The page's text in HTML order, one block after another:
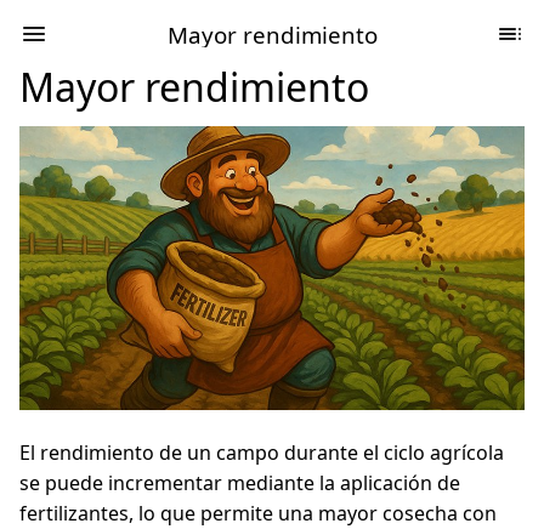
Mayor rendimiento
Mayor rendimiento
El rendimiento de un campo durante el ciclo agrícola
se puede incrementar mediante la aplicación de
fertilizantes, lo que permite una mayor cosecha con